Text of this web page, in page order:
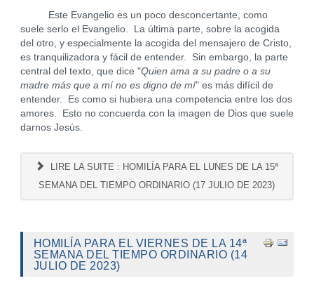
Este Evangelio es un poco desconcertante, como
suele serlo el Evangelio. La última parte, sobre la acogida
del otro, y especialmente la acogida del mensajero de Cristo,
es tranquilizadora y fácil de entender. Sin embargo, la parte
central del texto, que dice "Quien ama a su padre o a su
madre más que a mí no es digno de mí" es más difícil de
entender. Es como si hubiera una competencia entre los dos
amores. Esto no concuerda con la imagen de Dios que suele
darnos Jesús.
LIRE LA SUITE : HOMILÍA PARA EL LUNES DE LA 15ª
SEMANA DEL TIEMPO ORDINARIO (17 JULIO DE 2023)
HOMILÍA PARA EL VIERNES DE LA 14ª
SEMANA DEL TIEMPO ORDINARIO (14
JULIO DE 2023)